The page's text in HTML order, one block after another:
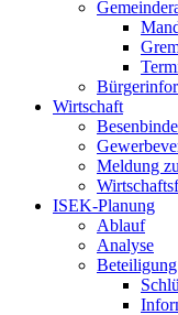
Wirtschaft
Meldung
ISEK-Planung
Ablauf
Analyse
Beteiligung